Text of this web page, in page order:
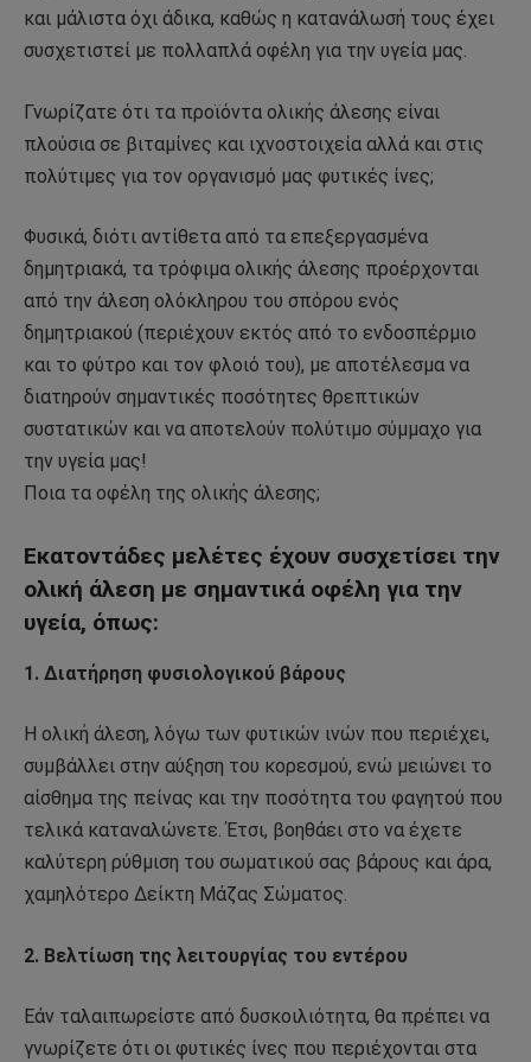
και μάλιστα όχι άδικα, καθώς η κατανάλωσή τους έχει
συσχετιστεί με πολλαπλά οφέλη για την υγεία μας.
Γνωρίζατε ότι τα προϊόντα ολικής άλεσης είναι
πλούσια σε βιταμίνες και ιχνοστοιχεία αλλά και στις
πολύτιμες για τον οργανισμό μας φυτικές ίνες;
Φυσικά, διότι αντίθετα από τα επεξεργασμένα
δημητριακά, τα τρόφιμα ολικής άλεσης προέρχονται
από την άλεση ολόκληρου του σπόρου ενός
δημητριακού (περιέχουν εκτός από το ενδοσπέρμιο
και το φύτρο και τον φλοιό του), με αποτέλεσμα να
διατηρούν σημαντικές ποσότητες θρεπτικών
συστατικών και να αποτελούν πολύτιμο σύμμαχο για
την υγεία μας!
Ποια τα οφέλη της ολικής άλεσης;
Εκατοντάδες μελέτες έχουν συσχετίσει την
ολική άλεση με σημαντικά οφέλη για την
υγεία, όπως:
1. Διατήρηση φυσιολογικού βάρους
Η ολική άλεση, λόγω των φυτικών ινών που περιέχει,
συμβάλλει στην αύξηση του κορεσμού, ενώ μειώνει το
αίσθημα της πείνας και την ποσότητα του φαγητού που
τελικά καταναλώνετε. Έτσι, βοηθάει στο να έχετε
καλύτερη ρύθμιση του σωματικού σας βάρους και άρα,
χαμηλότερο Δείκτη Μάζας Σώματος.
2. Βελτίωση της λειτουργίας του εντέρου
Εάν ταλαιπωρείστε από δυσκοιλιότητα, θα πρέπει να
γνωρίζετε ότι οι φυτικές ίνες που περιέχονται στα